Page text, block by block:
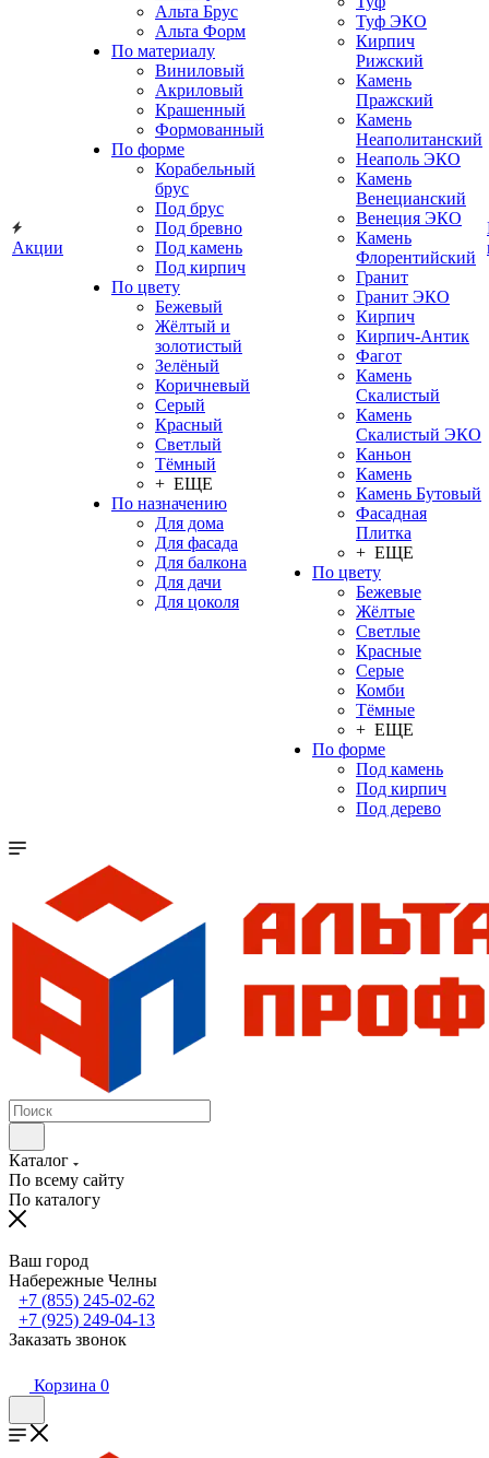
Акции
Альта Брус
Альта Форм
По материалу
Виниловый
Акриловый
Крашенный
Формованный
По форме
Корабельный
брус
Под брус
Под бревно
Под камень
Под кирпич
По цвету
Бежевый
Жёлтый и
золотистый
Зелёный
Коричневый
Серый
Красный
Светлый
Тёмный
+ ЕЩЕ
По назначению
Для дома
Для фасада
Для балкона
Для дачи
Для цоколя
Туф ЭКО
Кирпич
Рижский
Камень
Пражский
Камень
Неаполитанский
Неаполь ЭКО
Камень
Венецианский
Венеция ЭКО
Камень
Флорентийский
Гранит
Гранит ЭКО
Кирпич
Кирпич-Антик
Фагот
Камень
Скалистый
Камень
Скалистый ЭКО
Каньон
Камень
Камень Бутовый
Фасадная
Плитка
+ ЕЩЕ
По цвету
Бежевые
Жёлтые
Светлые
Красные
Серые
Комби
Тёмные
+ ЕЩЕ
По форме
Под камень
Под кирпич
Под дерево
Каталог
По всему сайту
По каталогу
Ваш город
Набережные Челны
+7 (855) 245-02-62
+7 (925) 249-04-13
Заказать звонок
Корзина 0